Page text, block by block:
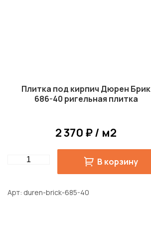
Плитка под кирпич Дюрен Брик
686-40 ригельная плитка
2 370 ₽ / м2
Quantity В корзину
Арт duren-brick-685-40